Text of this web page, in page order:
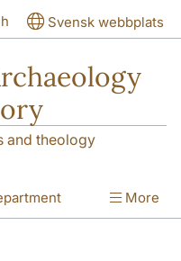
Svensk webbplats
and theology
More